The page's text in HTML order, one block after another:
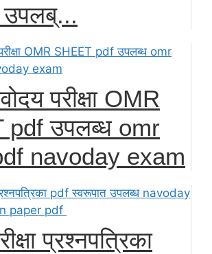
उपलब्...
परीक्षा OMR
pdf उपलब्ध omr
navoday exam
प्रश्नपत्रिका